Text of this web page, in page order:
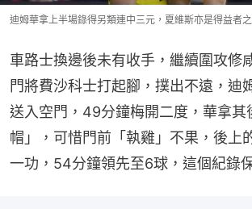
迪姆華拿上半場錄得另類連中三元，夏維斯亦是得益者之
車路士換邊後未有收手，繼續圍攻修
門將費沙科士打起腳，撲出不遠，迪
送入空門，49分鐘梅開二度，華拿其
帽」，可惜門前「執雞」不果，後上
一功，54分鐘領先至6球，這個紀錄